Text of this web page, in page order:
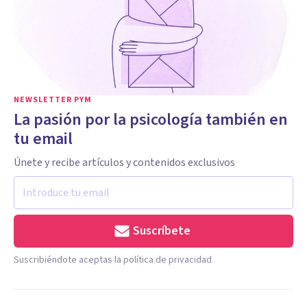
NEWSLETTER PYM
La pasión por la psicología también en
tu email
Únete y recibe artículos y contenidos exclusivos
Suscríbete
Suscribiéndote aceptas la política de privacidad